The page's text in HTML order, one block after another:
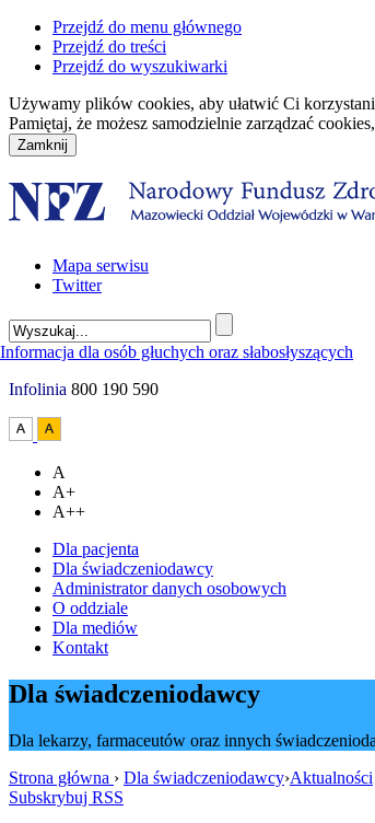
Przejdź do menu głównego
Przejdź do treści
Przejdź do wyszukiwarki
Używamy plików cookies, aby ułatwić Ci
Pamiętaj, że możesz samodzielnie zarządzać
Mapa serwisu
Twitter
Infolinia 800 190 590
A
A+
A++
Dla pacjenta
Dla świadczeniodawcy
Administrator danych osobowych
O oddziale
Dla mediów
Kontakt
Dla świadczeniodawcy
Dla lekarzy, farmaceutów oraz innych
Strona główna › Dla świadczeniodawcy›Aktualności
Subskrybuj RSS